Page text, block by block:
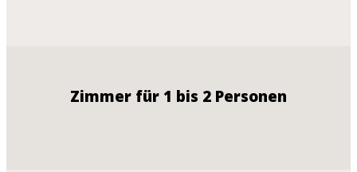
Zimmer für 1 bis 2 Personen